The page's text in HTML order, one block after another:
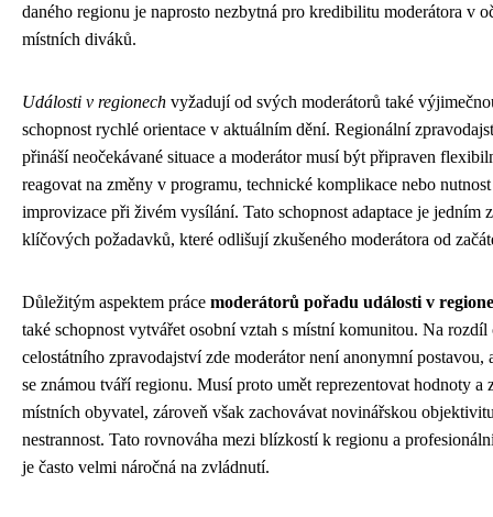
daného regionu je naprosto nezbytná pro kredibilitu moderátora v
místních diváků.
Události v regionech vyžadují od svých moderátorů také
schopnost rychlé orientace v aktuálním dění. Regionální
přináší neočekávané situace a moderátor musí být připraven
reagovat na změny v programu, technické komplikace nebo nutnost
improvizace při živém vysílání. Tato schopnost adaptace je jedním z
klíčových požadavků, které odlišují zkušeného moderátora od
Důležitým aspektem práce moderátorů pořadu události v
také schopnost vytvářet osobní vztah s místní komunitou. Na rozdíl
celostátního zpravodajství zde moderátor není anonymní postavou,
se známou tváří regionu. Musí proto umět reprezentovat hodnoty a
místních obyvatel, zároveň však zachovávat novinářskou
nestrannost. Tato rovnováha mezi blízkostí k regionu a
je často velmi náročná na zvládnutí.